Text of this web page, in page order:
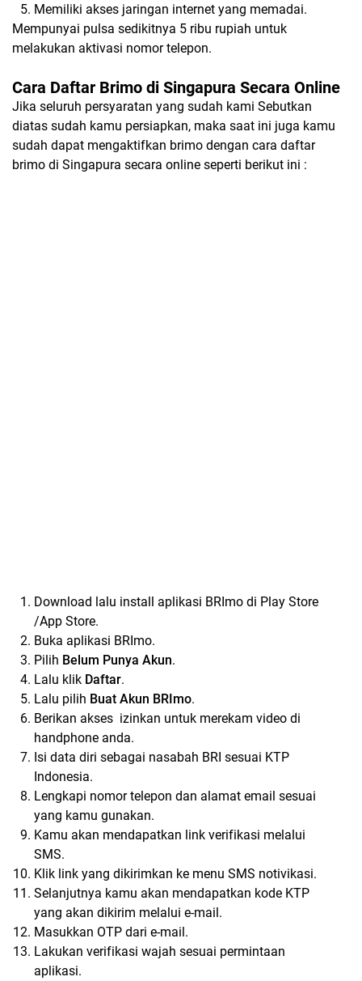
Memiliki akses jaringan internet yang memadai.
Mempunyai pulsa sedikitnya 5 ribu rupiah untuk
melakukan aktivasi nomor telepon.
Cara Daftar Brimo di Singapura Secara Online
Jika seluruh persyaratan yang sudah kami Sebutkan
diatas sudah kamu persiapkan, maka saat ini juga kamu
sudah dapat mengaktifkan brimo dengan cara daftar
brimo di Singapura secara online seperti berikut ini :
Download lalu install aplikasi BRImo di Play Store
/App Store.
Buka aplikasi BRImo.
Pilih Belum Punya Akun.
Lalu klik Daftar.
Lalu pilih Buat Akun BRImo.
Berikan akses izinkan untuk merekam video di
handphone anda.
Isi data diri sebagai nasabah BRI sesuai KTP
Indonesia.
Lengkapi nomor telepon dan alamat email sesuai
yang kamu gunakan.
Kamu akan mendapatkan link verifikasi melalui
SMS.
Klik link yang dikirimkan ke menu SMS notivikasi.
Selanjutnya kamu akan mendapatkan kode KTP
yang akan dikirim melalui e-mail.
Masukkan OTP dari e-mail.
Lakukan verifikasi wajah sesuai permintaan
aplikasi.